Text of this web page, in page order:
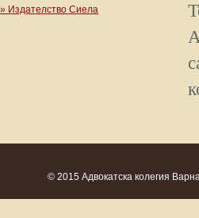
» Издателство Сиела
© 2015 Адвокатска колегия